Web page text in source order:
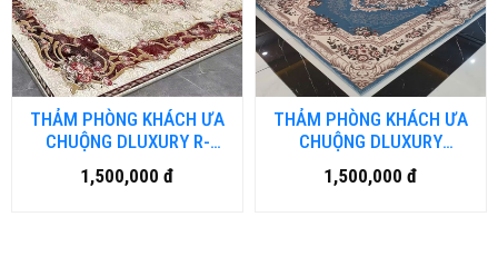
THẢM PHÒNG KHÁCH ƯA
CHUỘNG DLUXURY R-
CLASSIC
1,500,000 đ
THẢM PHÒNG KHÁCH ƯA
CHUỘNG DLUXURY
VINTAGE
1,500,000 đ